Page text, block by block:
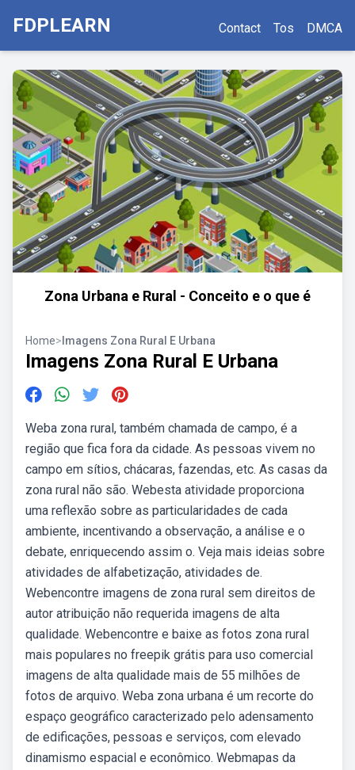
FDPLEARN Contact Tos DMCA
Zona Urbana e Rural - Conceito e o que é
Home> Imagens Zona Rural E Urbana
Imagens Zona Rural E Urbana
Weba zona rural, também chamada de campo, é a
região que fica fora da cidade. As pessoas vivem no
campo em sítios, chácaras, fazendas, etc. As casas da
zona rural não são. Webesta atividade proporciona
uma reflexão sobre as particularidades de cada
ambiente, incentivando a observação, a análise e o
debate, enriquecendo assim o. Veja mais ideias sobre
atividades de alfabetização, atividades de.
Webencontre imagens de zona rural sem direitos de
autor atribuição não requerida imagens de alta
qualidade. Webencontre e baixe as fotos zona rural
mais populares no freepik grátis para uso comercial
imagens de alta qualidade mais de 55 milhões de
fotos de arquivo. Weba zona urbana é um recorte do
espaço geográfico caracterizado pelo adensamento
de edificações, pessoas e serviços, com elevado
dinamismo espacial e econômico. Webmapas da